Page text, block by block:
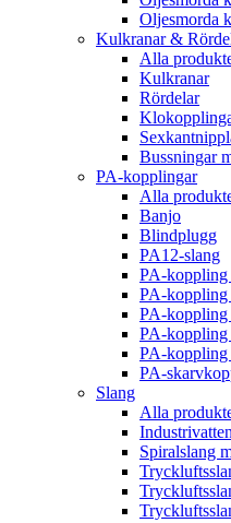
Oljesmorda
Kulkranar &
Alla
Kulkranar
Rördelar
Bussningar
PA-kopplingar
Alla
Banjo
Blindplugg
PA12-slang
PA-koppling
PA-koppling
PA-
PA-koppling
PA-koppling
PA-
Slang
Alla
Spiralslang